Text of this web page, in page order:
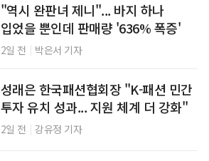
"역시 완판녀 제니"... 바지 하나
입었을 뿐인데 판매량 '636% 폭증'
2일 전 박은서 기자
성래은 한국패션협회장 "K-패션 민간
투자 유치 성과... 지원 체계 더 강화"
2일 전 강유정 기자